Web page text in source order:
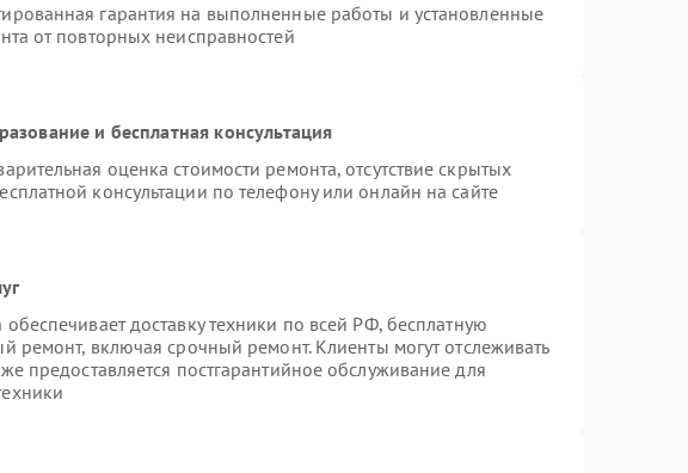
гарантия на выполненные работы и установленные
от повторных неисправностей
и бесплатная консультация
оценка стоимости ремонта, отсутствие скрытых
консультации по телефону или онлайн на сайте
доставку техники по всей РФ, бесплатную
ремонт, включая срочный ремонт. Клиенты могут отслеживать
предоставляется постгарантийное обслуживание для